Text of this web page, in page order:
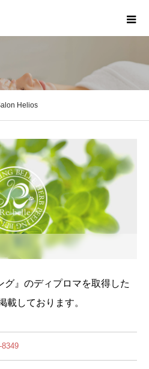
Helios
グ』のディプロマを取得した
載しております。
8349